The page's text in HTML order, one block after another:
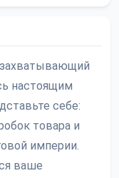
захватывающий
настоящим
себе:
товара и
империи.
ваше